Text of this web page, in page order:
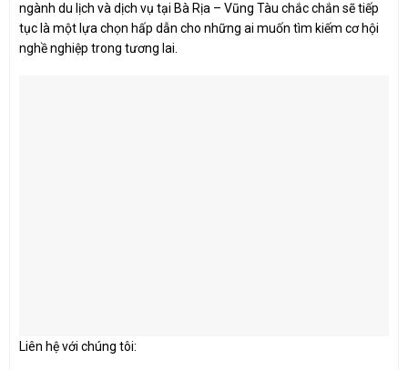
ngành du lịch và dịch vụ tại Bà Rịa – Vũng Tàu chắc chắn sẽ tiếp
tục là một lựa chọn hấp dẫn cho những ai muốn tìm kiếm cơ hội
nghề nghiệp trong tương lai.
Liên hệ với chúng tôi: